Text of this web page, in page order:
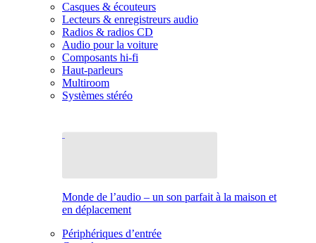
Casques & écouteurs
Lecteurs & enregistreurs audio
Radios & radios CD
Audio pour la voiture
Composants hi-fi
Haut-parleurs
Multiroom
Systèmes stéréo
Monde de l’audio – un son parfait à la maison et
en déplacement
Périphériques d’entrée